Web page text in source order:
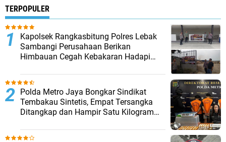
TERPOPULER
Kapolsek Rangkasbitung Polres Lebak
Sambangi Perusahaan Berikan
Himbauan Cegah Kebakaran Hadapi
‎Polda Metro Jaya Bongkar Sindikat
Tembakau Sintetis, Empat Tersangka
Ditangkap dan Hampir Satu Kilogram